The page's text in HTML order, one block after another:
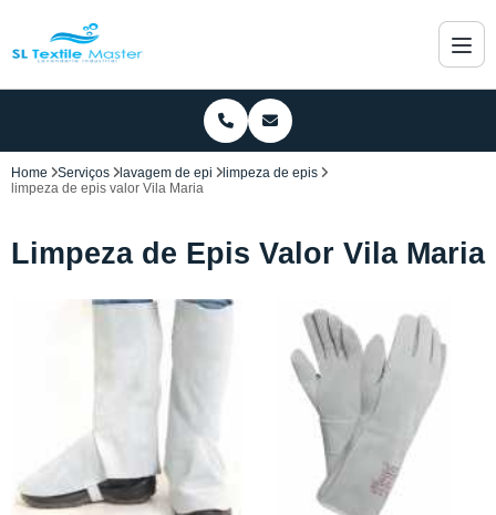
Home Serviços lavagem de epi
limpeza de epis
limpeza de epis valor Vila Maria
Limpeza de Epis Valor Vila Maria